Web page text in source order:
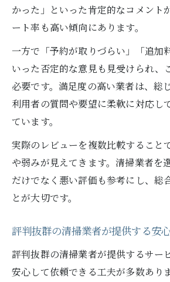
かった」といった肯定的なコメント
ート率も高い傾向にあります。
一方で「予約が取りづらい」「追加
いった否定的な意見も見受けられ、
必要です。満足度の高い業者は、総
利用者の質問や要望に柔軟に対応し
ています。
実際のレビューを複数比較すること
や弱みが見えてきます。清掃業者を
だけでなく悪い評価も参考にし、総
とが大切です。
評判抜群の清掃業者が提供する安
評判抜群の清掃業者が提供するサー
安心して依頼できる工夫が多数あり